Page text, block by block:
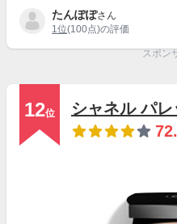
たんぽぽさん
1位(100点)の評価
スポン
12位
シャネル パ